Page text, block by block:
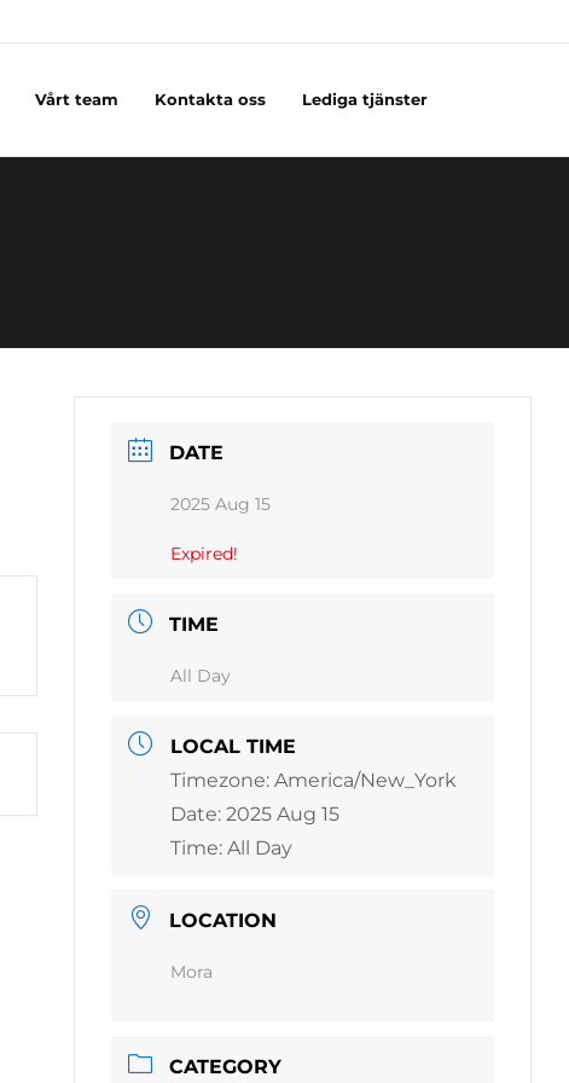
Vårt team Kontakta oss Lediga tjänster
DATE
2025 Aug 15
Expired!
TIME
All Day
LOCAL TIME
Timezone:America/New_York
Date:2025 Aug 15
Time:All Day
LOCATION
Mora
CATEGORY